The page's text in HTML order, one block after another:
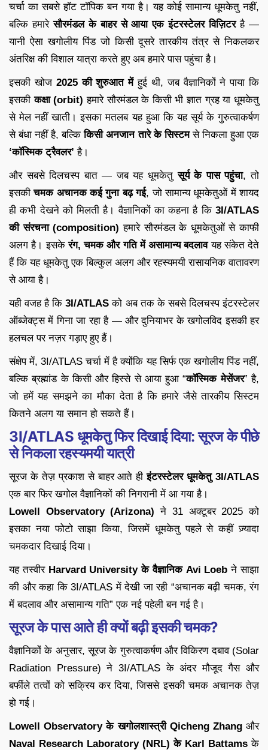
चर्चा का सबसे हॉट टॉपिक बन गया है। यह कोई सामान्य धूमकेतु नहीं,
बल्कि हमारेसौरमंडल के बाहर से आया एक इंटरस्टेलर विज़िटरहै —
यानी ऐसा खगोलीय पिंड जो किसी दूसरे तारकीय तंत्र से निकलकर
अंतरिक्ष की विशाल यात्रा करते हुए अब हमारे पास पहुंचा है।
इसकी खोज 2025 की शुरुआत मेंहुई थी, जब वैज्ञानिकों ने पाया कि
इसकीकक्षा (orbit) हमारे सौरमंडल के किसी भी ज्ञात ग्रह या धूमकेतु
से मेल नहीं खाती। इसका मतलब यह हुआ कि यह सूर्य के गुरुत्वाकर्षण
से बंधा नहीं है, बल्किकिसी अनजान तारे के सिस्टमसे निकला हुआ एक
‘कॉस्मिक ट्रैवलर’ है।
और सबसे दिलचस्प बात — जब यह धूमकेतुसूर्य के पास पहुंचा, तो
इसकीचमक अचानक कई गुना बढ़ गई, जो सामान्य धूमकेतुओं में शायद
ही कभी देखने को मिलती है। वैज्ञानिकों का कहना है कि 3I/ATLAS
की संरचना (composition) हमारे सौरमंडल के धूमकेतुओं से काफी
अलग है। इसकेरंग, चमक और गति में असामान्य बदलावयह संकेत देते
हैं कि यह धूमकेतु एक बिल्कुल अलग और रहस्यमयी रासायनिक वातावरण
से आया है।
यही वजह है कि3I/ATLAS को अब तक के सबसे दिलचस्प इंटरस्टेलर
ऑब्जेक्ट्स में गिना जा रहा है — और दुनियाभर के खगोलविद इसकी हर
हलचल पर नज़र गड़ाए हुए हैं।
संक्षेप में, 3I/ATLAS चर्चा में है क्योंकि यह सिर्फ एक खगोलीय पिंड नहीं,
बल्कि ब्रह्मांड के किसी और हिस्से से आया हुआ “कॉस्मिक मेसेंजर” है,
जो हमें यह समझने का मौका देता है कि हमारे जैसे तारकीय सिस्टम
कितने अलग या समान हो सकते हैं।
3I/ATLAS धूमकेतु फिर दिखाई दिया: सूरज के पीछे
से निकला रहस्यमयी यात्री
सूरज के तेज़ प्रकाश से बाहर आते हीइंटरस्टेलर धूमकेतु 3I/ATLAS
एक बार फिर खगोल वैज्ञानिकों की निगरानी में आ गया है।
Lowell Observatory (Arizona) ने 31 अक्टूबर 2025 को
इसका नया फोटो साझा किया, जिसमें धूमकेतु पहले से कहीं ज़्यादा
चमकदार दिखाई दिया।
यह तस्वीर Harvard University के वैज्ञानिक Avi Loeb ने साझा
की और कहा कि 3I/ATLAS में देखी जा रही “अचानक बढ़ी चमक, रंग
में बदलाव और असामान्य गति” एक नई पहेली बन गई है।
सूरज के पास आते ही क्यों बढ़ी इसकी चमक?
वैज्ञानिकों के अनुसार, सूरज के गुरुत्वाकर्षण और विकिरण दबाव (Solar
Radiation Pressure) ने 3I/ATLAS के अंदर मौजूद गैस और
बर्फीले तत्वों को सक्रिय कर दिया, जिससे इसकी चमक अचानक तेज़
हो गई।
Lowell Observatory के खगोलशास्त्री Qicheng Zhangऔर
Naval Research Laboratory (NRL) के Karl Battams के